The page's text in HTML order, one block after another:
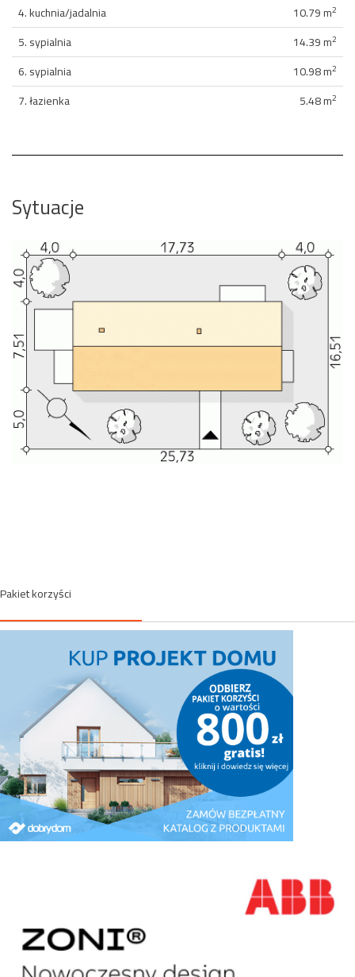
4. kuchnia/jadalnia 10.79 m2
5. sypialnia 14.39 m2
6. sypialnia 10.98 m2
7. łazienka 5.48 m2
Sytuacje
Pakiet korzyści